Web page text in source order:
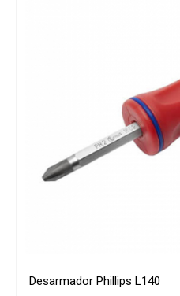
Desarmador Phillips L140